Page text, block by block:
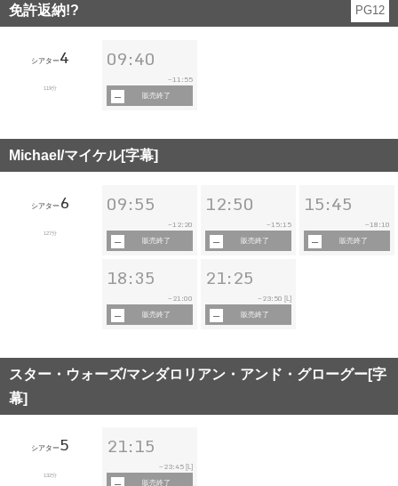
免許返納!? PG12
シアター4
119分
09:40
~11:55
販売終了
Michael/マイケル[字幕]
シアター 6
127分
09:55
~ 12:20
販売終了
12:50
~ 15:15
販売終了
15:45
~ 18:10
販売終了
18:35
~ 21:00
販売終了
21:25
~ 23:50 [L]
販売終了
スター・ウォーズ/マンダロリアン・アンド・グローグー[字
幕]
シアター5
132分
21:15
~ 23:45 [L]
販売終了